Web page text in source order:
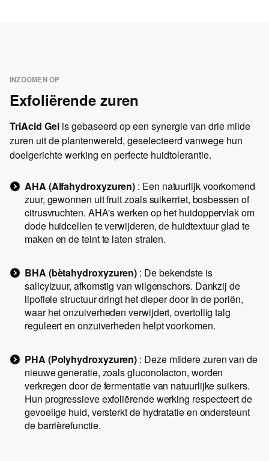
INZOOMEN OP
Exfoliërende zuren
TriAcid Gel is gebaseerd op een synergie van drie milde
zuren uit de plantenwereld, geselecteerd vanwege hun
doelgerichte werking en perfecte huidtolerantie.
AHA (Alfahydroxyzuren) : Een natuurlijk voorkomend
zuur, gewonnen uit fruit zoals suikerriet, bosbessen of
citrusvruchten. AHA's werken op het huidoppervlak om
dode huidcellen te verwijderen, de huidtextuur glad te
maken en de teint te laten stralen.
BHA (bètahydroxyzuren) : De bekendste is
salicylzuur, afkomstig van wilgenschors. Dankzij de
lipofiele structuur dringt het dieper door in de poriën,
waar het onzuiverheden verwijdert, overtollig talg
reguleert en onzuiverheden helpt voorkomen.
PHA (Polyhydroxyzuren) : Deze mildere zuren van de
nieuwe generatie, zoals gluconolacton, worden
verkregen door de fermentatie van natuurlijke suikers.
Hun progressieve exfoliërende werking respecteert de
gevoelige huid, versterkt de hydratatie en ondersteunt
de barrièrefunctie.